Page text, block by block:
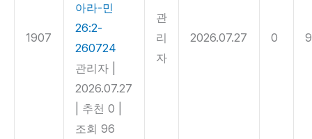
1907
아라-민
26:2-
260724
관리자
2026.07.27
추천 0
조회 96
관
리
자
2026.07.27 0